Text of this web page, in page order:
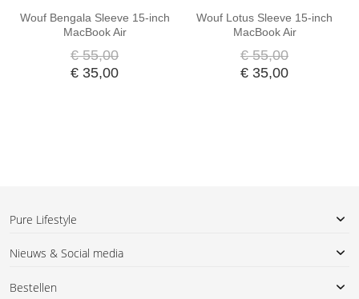
Wouf Bengala Sleeve 15-inch
MacBook Air
€ 55,00
€ 35,00
Wouf Lotus Sleeve 15-inch
MacBook Air
€ 55,00
€ 35,00
Pure Lifestyle
Nieuws & Social media
Bestellen